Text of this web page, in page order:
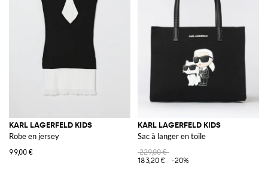
KARL LAGERFELD KIDS
Robe en jersey
99,00 €
KARL LAGERFELD KIDS
Sac à langer en toile
229,00 €
183,20 €
-20%